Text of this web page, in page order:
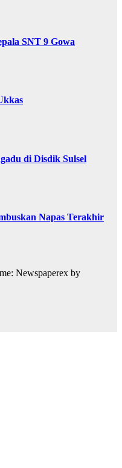
SNT 9 Gowa
di Disdik Sulsel
Napas Terakhir
Newspaperex by